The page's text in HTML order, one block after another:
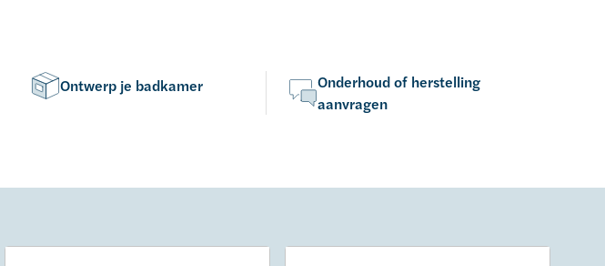
Ontwerp je badkamer
Onderhoud of herstelling
aanvragen